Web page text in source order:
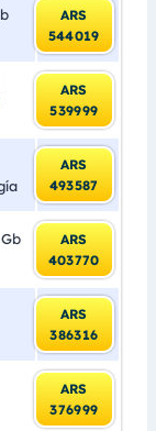
ARS
544019
ARS
539999
ARS
493587
ARS
403770
ARS
386316
ARS
376999